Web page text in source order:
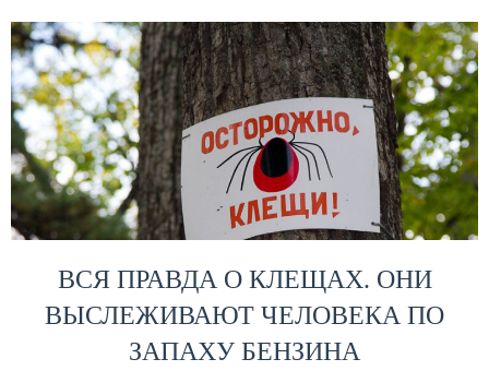
ВСЯ ПРАВДА О КЛЕЩАХ. ОНИ
ВЫСЛЕЖИВАЮТ ЧЕЛОВЕКА ПО
ЗАПАХУ БЕНЗИНА